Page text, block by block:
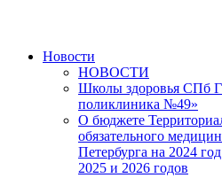
Новости
НОВОСТИ
Школы здоровья СПб
поликлиника №49»
О бюджете
обязательного
Петербурга на 2024
2025 и 2026 годов